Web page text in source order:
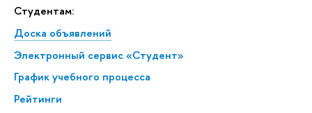
Студентам:
Доска объявлений
Электронный сервис «Студент»
График учебного процесса
Рейтинги